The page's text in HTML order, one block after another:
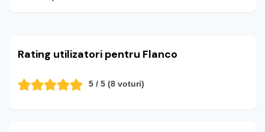
Rating utilizatori pentru Flanco
5 / 5 (8 voturi)